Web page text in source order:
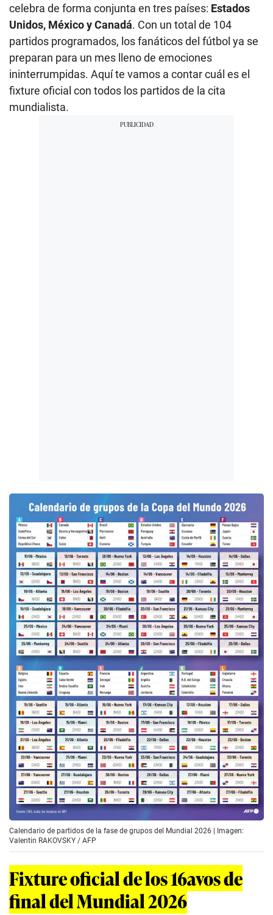
celebra de forma conjunta en tres países: Estados
Unidos, México y Canadá. Con un total de 104
partidos programados, los fanáticos del fútbol ya se
preparan para un mes lleno de emociones
ininterrumpidas. Aquí te vamos a contar cuál es el
fixture oficial con todos los partidos de la cita
mundialista.
Calendario de partidos de la fase de grupos del Mundial 2026 | Imagen:
Valentin RAKOVSKY / AFP
Fixture oficial de los 16avos de
final del Mundial 2026